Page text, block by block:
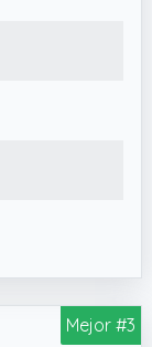
Mejor #3